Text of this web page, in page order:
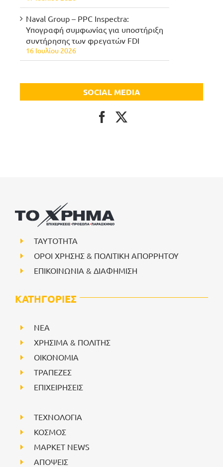
Naval Group – PPC Inspectra:
Υπογραφή συμφωνίας για υποστήριξη
συντήρησης των φρεγατών FDI
16 Ιουλίου 2026
SOCIAL MEDIA
ΤΑΥΤΟΤΗΤΑ
ΟΡΟΙ ΧΡΗΣΗΣ & ΠΟΛΙΤΙΚΗ ΑΠΟΡΡΗΤΟΥ
ΕΠΙΚΟΙΝΩΝΙΑ & ΔΙΑΦΗΜΙΣΗ
ΚΑΤΗΓΟΡΙΕΣ
NEA
ΧΡΗΣΙΜΑ & ΠΟΛΙΤΗΣ
ΟΙΚΟΝΟΜΙΑ
ΤΡΑΠΕΖΕΣ
ΕΠΙΧΕΙΡΗΣΕΙΣ
ΤΕΧΝΟΛΟΓΙΑ
ΚΟΣΜΟΣ
ΜΑΡΚΕΤ NEWS
ΑΠΟΨΕΙΣ